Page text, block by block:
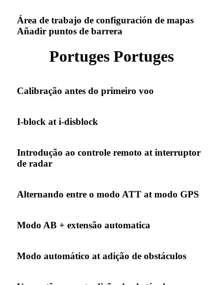
Área de trabajo de configuración de mapas
Añadir puntos de barrera
Portuges Portuges
Calibração antes do primeiro voo
I-block at i-disblock
Introdução ao controle remoto at interruptor
de radar
Alternando entre o modo ATT at modo GPS
Modo AB + extensão automatica
Modo automático at adição de obstáculos